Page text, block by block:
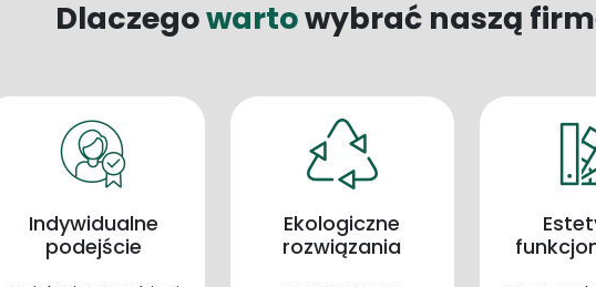
Dlaczegowartowybrać naszą
Indywidualne
podejście
Ekologiczne
rozwiązania